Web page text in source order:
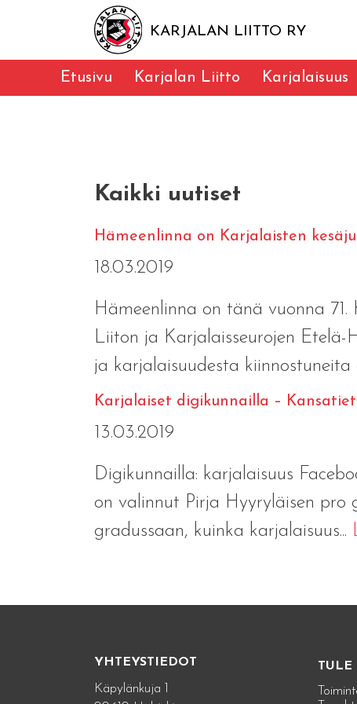
KARJALAN LIITTO RY
Etusivu Karjalan Liitto Karjalaisuus
Kaikki uutiset
Hämeenlinna on Karjalaisten
18.03.2019
Hämeenlinna on tänä vuonna
Liiton ja Karjalaisseurojen Etelä-
ja karjalaisuudesta kiinnostuneita
Karjalaiset digikunnailla –
13.03.2019
Digikunnailla: karjalaisuus
on valinnut Pirja Hyyryläisen pro
gradussaan, kuinka karjalaisuus...
YHTEYSTIEDOT
Käpylänkuja 1
TULE